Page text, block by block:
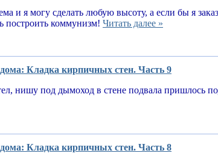
и я могу сделать любую высоту, а если бы я
построить коммунизм! Читать далее »
Кладка кирпичных стен. Часть 9
нишу под дымоход в стене подвала пришлось
Кладка кирпичных стен. Часть 8